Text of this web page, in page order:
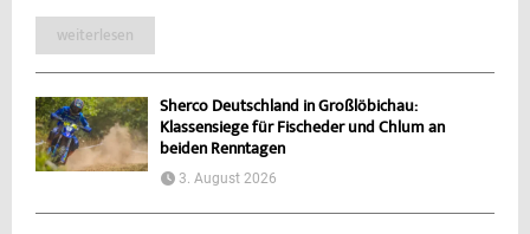
weiterlesen
Sherco Deutschland in Großlöbichau:
Klassensiege für Fischeder und Chlum an
beiden Renntagen
3. August 2026